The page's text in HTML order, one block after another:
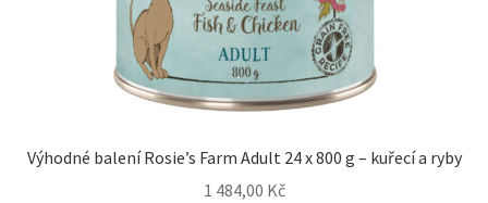
Výhodné balení Rosie’s Farm Adult 24 x 800 g – kuřecí a ryby
1 484,00 Kč